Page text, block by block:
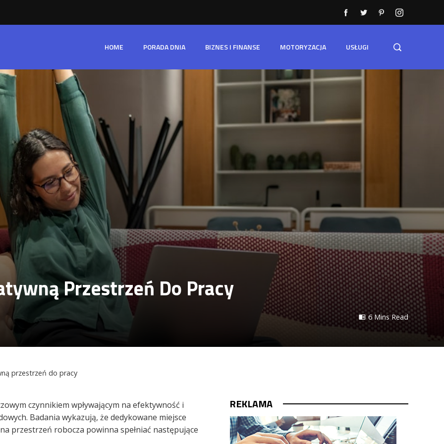
HOME PORADA DNIA BIZNES I FINANSE MOTORYZACJA USŁUGI
Przestrzeń Do Pracy
6 Mins Read
przestrzeń do pracy
czynnikiem wpływającym na efektywność i
Badania wykazują, że dedykowane miejsce
przestrzeń robocza powinna spełniać następujące
REKLAMA